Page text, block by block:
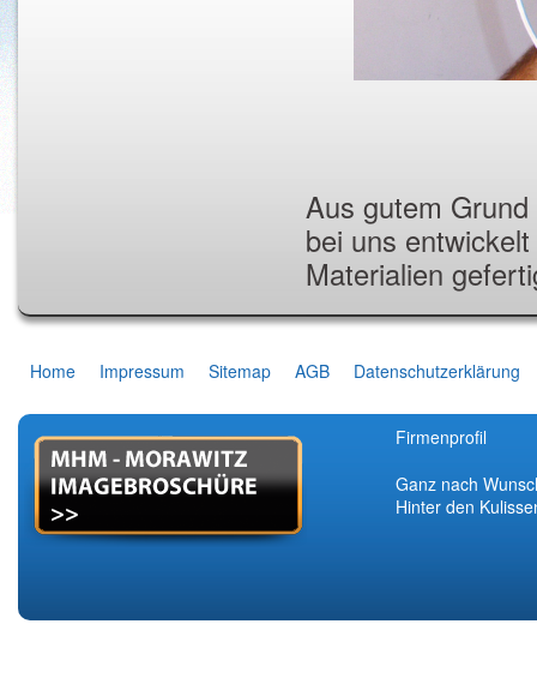
Aus gutem
bei uns
Materialien
Home Impressum Sitemap AGB Datenschutzerklärung
Firmenprofil
Ganz nach
Hinter den